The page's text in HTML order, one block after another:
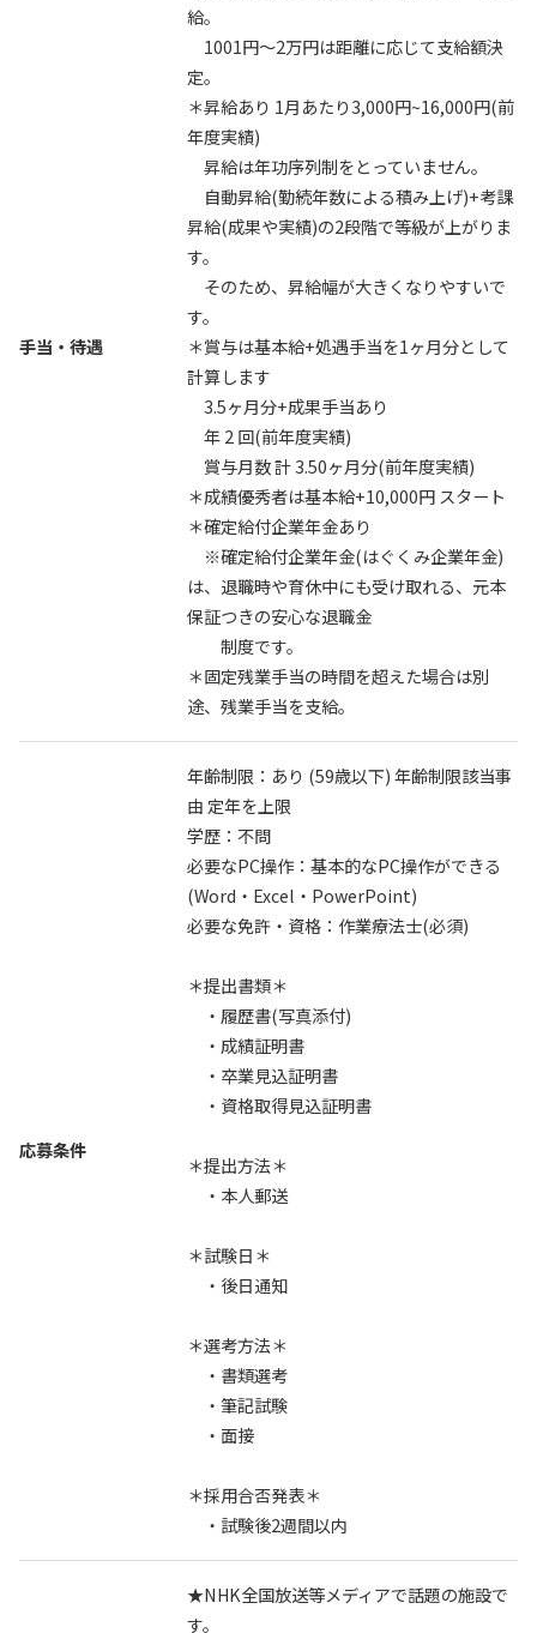
手当・待遇
給。
1001円〜2万円は距離に応じて支給額決
定。
＊昇給あり 1月あたり3,000円~16,000円(前
年度実績)
昇給は年功序列制をとっていません。
自動昇給(勤続年数による積み上げ)+考課
昇給(成果や実績)の2段階で等級が上がりま
す。
そのため、昇給幅が大きくなりやすいで
す。
＊賞与は基本給+処遇手当を1ヶ月分として
計算します
3.5ヶ月分+成果手当あり
年 2 回(前年度実績)
賞与月数 計 3.50ヶ月分(前年度実績)
＊成績優秀者は基本給+10,000円 スタート
＊確定給付企業年金あり
※確定給付企業年金(はぐくみ企業年金)
は、退職時や育休中にも受け取れる、元本
保証つきの安心な退職金
制度です。
＊固定残業手当の時間を超えた場合は別
途、残業手当を支給。
応募条件
年齢制限：あり (59歳以下) 年齢制限該当事
由 定年を上限
学歴：不問
必要なPC操作：基本的なPC操作ができる
(Word・Excel・PowerPoint)
必要な免許・資格：作業療法士(必須)
＊提出書類＊
・履歴書(写真添付)
・成績証明書
・卒業見込証明書
・資格取得見込証明書
＊提出方法＊
・本人郵送
＊試験日＊
・後日通知
＊選考方法＊
・書類選考
・筆記試験
・面接
＊採用合否発表＊
・試験後2週間以内
★NHK全国放送等メディアで話題の施設で
す。